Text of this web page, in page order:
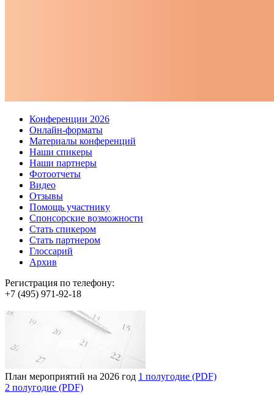
Конференции 2026
Онлайн-форматы
Материалы конференций
Наши спикеры
Наши партнеры
Фотоотчеты
Видео
Отзывы
Помощь участнику
Спонсорские возможности
Стать спикером
Стать партнером
Глоссарий
Архив
Регистрация по телефону:
+7 (495) 971-92-18
План мероприятий на 2026 год 1 полугодие (PDF)
2 полугодие (PDF)